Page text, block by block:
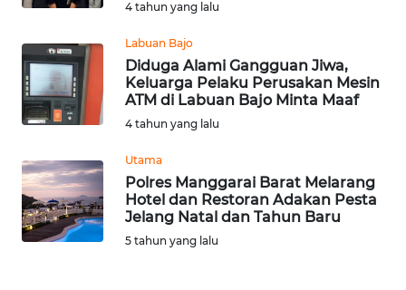
4 tahun yang lalu
Labuan Bajo
Diduga Alami Gangguan Jiwa,
Keluarga Pelaku Perusakan Mesin
ATM di Labuan Bajo Minta Maaf
4 tahun yang lalu
Utama
Polres Manggarai Barat Melarang
Hotel dan Restoran Adakan Pesta
Jelang Natal dan Tahun Baru
5 tahun yang lalu
PAPUA
WN
PAPUA
WN
RIAU
WN